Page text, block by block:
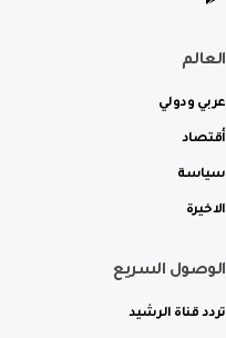
العالم
عربي ودولي
أقتصاد
سياسة
الاخيرة
الوصول السريع
تردد قناة الرشيد